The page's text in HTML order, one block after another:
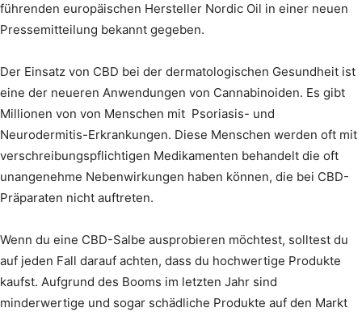
führenden europäischen Hersteller Nordic Oil in einer neuen
Pressemitteilung bekannt gegeben.
Der Einsatz von CBD bei der dermatologischen Gesundheit ist
eine der neueren Anwendungen von Cannabinoiden. Es gibt
Millionen von von Menschen mit Psoriasis- und
Neurodermitis-Erkrankungen. Diese Menschen werden oft mit
verschreibungspflichtigen Medikamenten behandelt die oft
unangenehme Nebenwirkungen haben können, die bei CBD-
Präparaten nicht auftreten.
Wenn du eine CBD-Salbe ausprobieren möchtest, solltest du
auf jeden Fall darauf achten, dass du hochwertige Produkte
kaufst. Aufgrund des Booms im letzten Jahr sind
minderwertige und sogar schädliche Produkte auf den Markt